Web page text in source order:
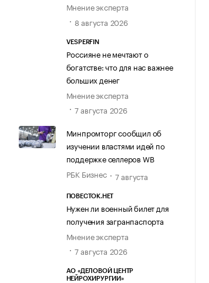
Мнение эксперта
8 августа 2026
VESPERFIN
Россияне не мечтают о
богатстве: что для нас важнее
больших денег
Мнение эксперта
7 августа 2026
Минпромторг сообщил об
изучении властями идей по
поддержке селлеров WB
РБК Бизнес
7 августа
ПОВЕСТОК.НЕТ
Нужен ли военный билет для
получения загранпаспорта
Мнение эксперта
7 августа 2026
АО «ДЕЛОВОЙ ЦЕНТР
НЕЙРОХИРУРГИИ»